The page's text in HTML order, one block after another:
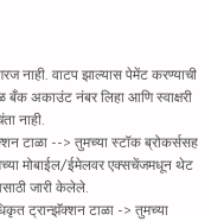
नाही. वाटप झाल्यास पेमेंट करण्याची
अकाउंट नंबर लिहा आणि स्वाक्षरी
नाही.
टाळा --> तुमच्या स्टॉक ब्रोकर्ससह
मोबाईल/ईमेलवर एक्सचेंजमधून थेट
जारी केलेले.
ट्रान्झॅक्शन टाळा -> तुमच्या